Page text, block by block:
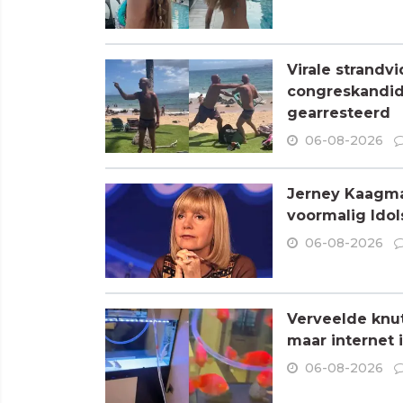
Virale
gearresteerd
06-08-2026
Jerney
voormalig
06-08-2026
Verveelde
maar internet
06-08-2026